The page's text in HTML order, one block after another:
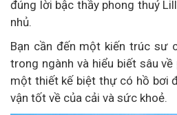
đúng lời bậc thầy phong thuỷ
nhủ.
Bạn cần đến một kiến trúc sư
trong ngành và hiểu biết sâu
một thiết kế biệt thự có hồ bơi
vận tốt về của cải và sức khoẻ.